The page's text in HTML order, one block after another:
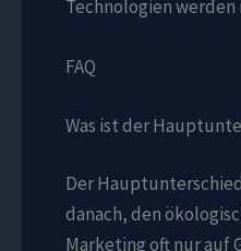
Technologien
FAQ
Was ist der
Der
danach, den
Marketing oft nur auf